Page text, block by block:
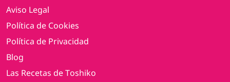
Aviso Legal
Política de Cookies
Política de Privacidad
Blog
Las Recetas de Toshiko